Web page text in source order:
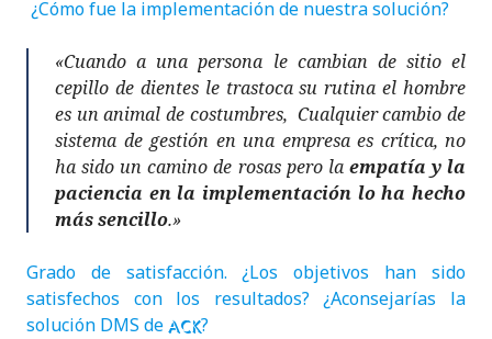
¿Cómo fue la implementación de nuestra solución?
«Cuando a una persona le cambian de sitio el
cepillo de dientes le trastoca su rutina el hombre
es un animal de costumbres, Cualquier cambio de
sistema de gestión en una empresa es crítica, no
ha sido un camino de rosas pero la empatía y la
paciencia en la implementación lo ha hecho
más sencillo.»
Grado de satisfacción. ¿Los objetivos han sido
satisfechos con los resultados? ¿Aconsejarías la
solución DMS de ACK?